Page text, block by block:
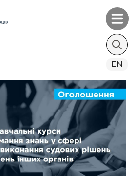
Search
EN